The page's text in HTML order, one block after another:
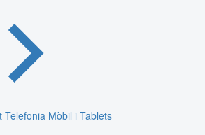
Telefonia Mòbil i Tablets